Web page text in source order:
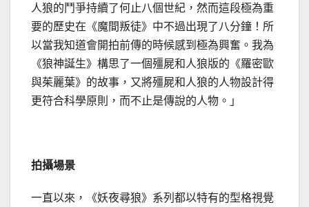
人狼的鬥爭持續了何止八個世紀，然而這段極為重
要的歷史在《魔間叛徒》中不過出現了八分鐘！所
以當我知道會開拍前傳的時候感到極為興奮。我為
《狼神誕生》構思了一個殭屍和人狼版的《羅密歐
與茱麗葉》的故事，又將殭屍和人狼的人物設計得
更符合科學原則，而不止是傳說的人物。」
拍攝場景
一直以來，《妖夜尋狼》系列都以特有的型格視覺